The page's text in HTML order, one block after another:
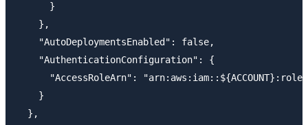
      }
    },
    "AutoDeploymentsEnabled": false,
    "AuthenticationConfiguration": {
"AccessRoleArn":
    }
  },